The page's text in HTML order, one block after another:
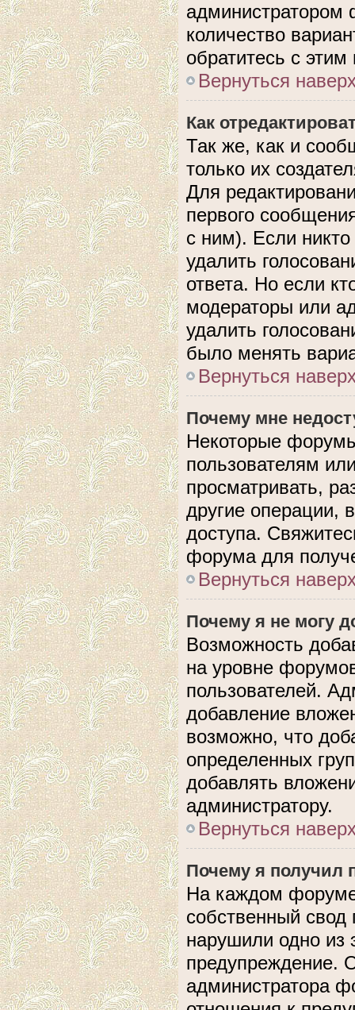
количество
обратитесь с
Вернуться
Как
Так же, как и
только их
Для
первого
с ним). Если
удалить
ответа. Но если
модераторы или
удалить
было менять
Вернуться
Почему мне
Некоторые
пользователям
просматривать,
другие операции,
доступа.
форума для
Вернуться
Почему я не могу
Возможность
на уровне
пользователей.
добавление
возможно, что
определенных
добавлять
администратору.
Вернуться
Почему я получил
На каждом
собственный
нарушили одно из
предупреждение.
администратора